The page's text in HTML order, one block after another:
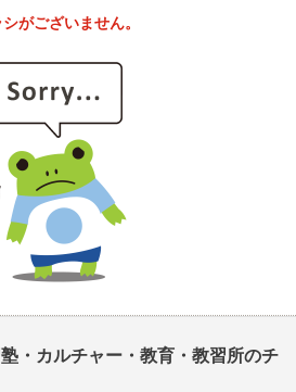
がございません。
・カルチャー・教育・教習所のチ